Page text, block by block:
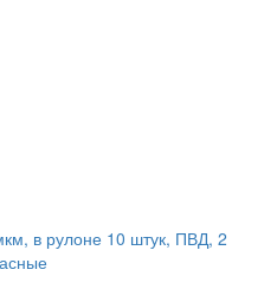
в рулоне 10 штук, ПВД, 2